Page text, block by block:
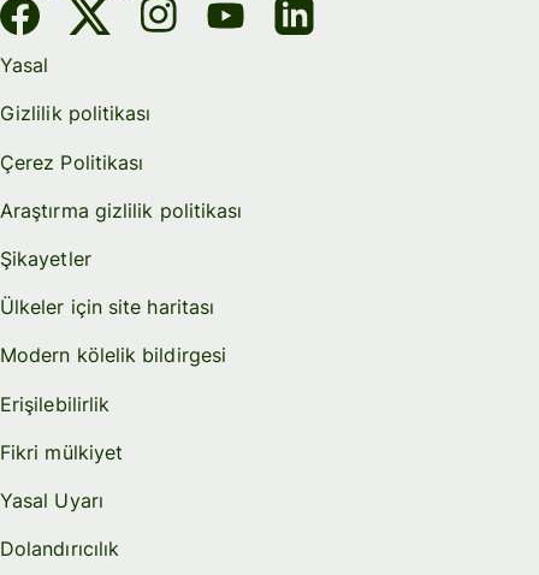
Yasal
Gizlilik politikası
Çerez Politikası
Araştırma gizlilik politikası
Şikayetler
Ülkeler için site haritası
Modern kölelik bildirgesi
Erişilebilirlik
Fikri mülkiyet
Yasal Uyarı
Dolandırıcılık